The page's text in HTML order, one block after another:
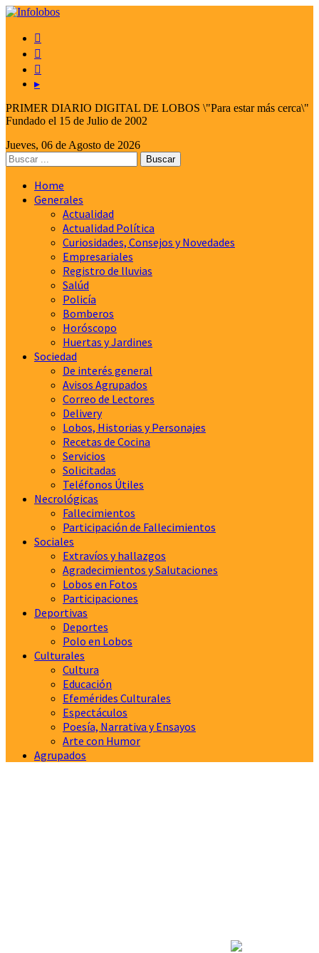



▸
PRIMER DIARIO DIGITAL DE LOBOS \"Para estar más cerca\"
Fundado el 15 de Julio de 2002
Jueves, 06 de Agosto de 2026
Home
Generales
Actualidad
Actualidad Política
Curiosidades, Consejos y Novedades
Empresariales
Registro de lluvias
Salúd
Policía
Bomberos
Horóscopo
Huertas y Jardines
Sociedad
De interés general
Avisos Agrupados
Correo de Lectores
Delivery
Lobos, Historias y Personajes
Recetas de Cocina
Servicios
Solicitadas
Teléfonos Útiles
Necrológicas
Fallecimientos
Participación de Fallecimientos
Sociales
Extravíos y hallazgos
Agradecimientos y Salutaciones
Lobos en Fotos
Participaciones
Deportivas
Deportes
Polo en Lobos
Culturales
Cultura
Educación
Efemérides Culturales
Espectáculos
Poesía, Narrativa y Ensayos
Arte con Humor
Agrupados